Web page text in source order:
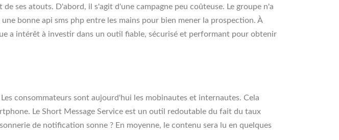
ses atouts. D'abord, il s'agit d'une campagne peu coûteuse. Le groupe n'a
bonne api sms php entre les mains pour bien mener la prospection. À
a intérêt à investir dans un outil fiable, sécurisé et performant pour obtenir
consommateurs sont aujourd'hui les mobinautes et internautes. Cela
Le Short Message Service est un outil redoutable du fait du taux
de notification sonne ? En moyenne, le contenu sera lu en quelques